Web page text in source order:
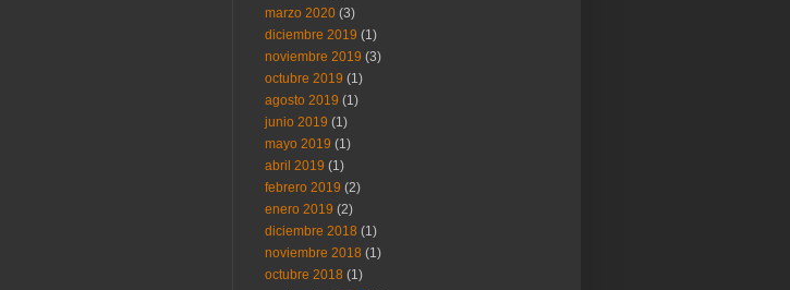
marzo 2020 (3)
diciembre 2019 (1)
noviembre 2019 (3)
octubre 2019 (1)
agosto 2019 (1)
junio 2019 (1)
mayo 2019 (1)
abril 2019 (1)
febrero 2019 (2)
enero 2019 (2)
diciembre 2018 (1)
noviembre 2018 (1)
octubre 2018 (1)